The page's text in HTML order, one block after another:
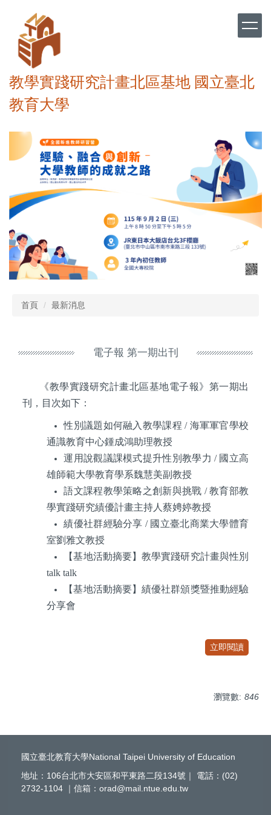
區
教學實踐研究計畫北區基地 國立臺北
教育大學
首頁 最新消息
電子報 第一期出刊
《教學實踐研究計畫北區基地電子報》第一期出
刊，目次如下：
性別議題如何融入教學課程 / 海軍軍官學校
通識教育中心鍾成鴻助理教授
運用說觀議課模式提升性別教學力 / 國立高
雄師範大學教育學系魏慧美副教授
語文課程教學策略之創新與挑戰 / 教育部教
學實踐研究績優計畫主持人蔡娉婷教授
績優社群經驗分享 / 國立臺北商業大學體育
室劉雅文教授
【基地活動摘要】教學實踐研究計畫與性別
talk talk
【基地活動摘要】績優社群頒獎暨推動經驗
分享會
立即閱讀
瀏覽數: 846
國立臺北教育大學National Taipei University of Education
地址：106台北市大安區和平東路二段134號｜ 電話：(02)
2732-1104 ｜信箱：orad@mail.ntue.edu.tw